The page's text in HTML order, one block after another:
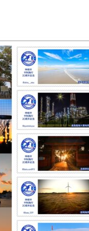
施設で気軽
はじめよう
大潮祭2025
夏休みに波
験！「2024
ン